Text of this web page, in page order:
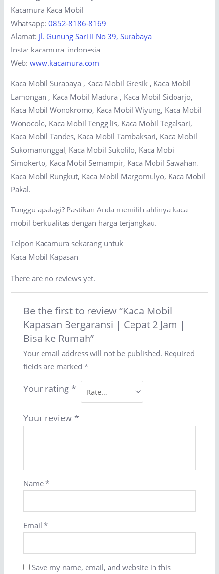
Kacamura Kaca Mobil
Whatsapp:0852-8186-8169
Alamat: Jl. Gunung Sari II No 39, Surabaya
Insta: kacamura_indonesia
Web:www.kacamura.com
Kaca Mobil Surabaya , Kaca Mobil Gresik , Kaca Mobil
Lamongan , Kaca Mobil Madura , Kaca Mobil Sidoarjo,
Kaca Mobil Wonokromo, Kaca Mobil Wiyung, Kaca Mobil
Wonocolo, Kaca Mobil Tenggilis, Kaca Mobil Tegalsari,
Kaca Mobil Tandes, Kaca Mobil Tambaksari, Kaca Mobil
Sukomanunggal, Kaca Mobil Sukolilo, Kaca Mobil
Simokerto, Kaca Mobil Semampir, Kaca Mobil Sawahan,
Kaca Mobil Rungkut, Kaca Mobil Margomulyo, Kaca Mobil
Pakal.
Tunggu apalagi? Pastikan Anda memilih ahlinya kaca
mobil berkualitas dengan harga terjangkau.
Telpon Kacamura sekarang untuk
Kaca Mobil Kapasan
There are no reviews yet.
Be the first to review “Kaca Mobil
Kapasan Bergaransi | Cepat 2 Jam |
Bisa ke Rumah”
Your email address will not be published. Required
fields are marked *
Your rating *
Your review *
Name *
Email *
Save my name, email, and website in this